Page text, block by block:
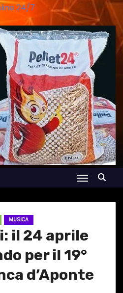
24/7
MUSICA
il 24 aprile
per il 19°
d’Aponte